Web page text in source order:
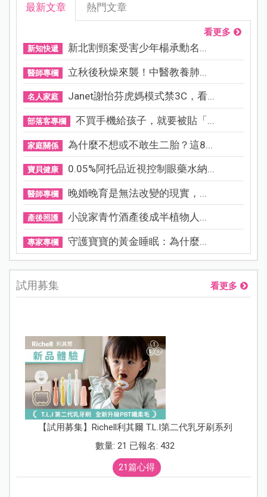
最新文章 熱門文章
看更多
新知快遞 新北割頸案受害少年楊承勳名...
醫師專欄 立秋後秋燥來襲！中醫教養肺...
名人家庭 Janet謝怡芬虎媽模式禁3C，看...
部落客專欄 不買手機給孩子，就要被貼「...
家庭關係 為什麼不想或不敢生二胎？這8...
寶貝健康 0.05%阿托品近視控制眼藥水納...
醫師專欄 晚婚晚育是無法改變的現實，...
產後照護 小說家青竹酒產後成半植物人...
專家專欄 守護寶寶的黃金睡眠：為什麼...
試用募集 看更多
【試用募集】Richell利其爾 T.L.I第二代乳牙刷系列
數量: 21 已報名: 432
21篇心得